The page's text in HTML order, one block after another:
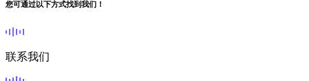
您可通过以下方式找到我们！
联系我们